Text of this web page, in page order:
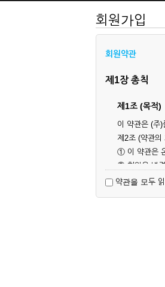
회원가입
회원약관
제1장 총칙
제1조 (목적)
이 약관은 (주
제2조 (약관의
① 이 약관은
② 회원은 변
대해 동의한
제3조 (약관
이 약관에 명
① 서비스 이
약관을 모두